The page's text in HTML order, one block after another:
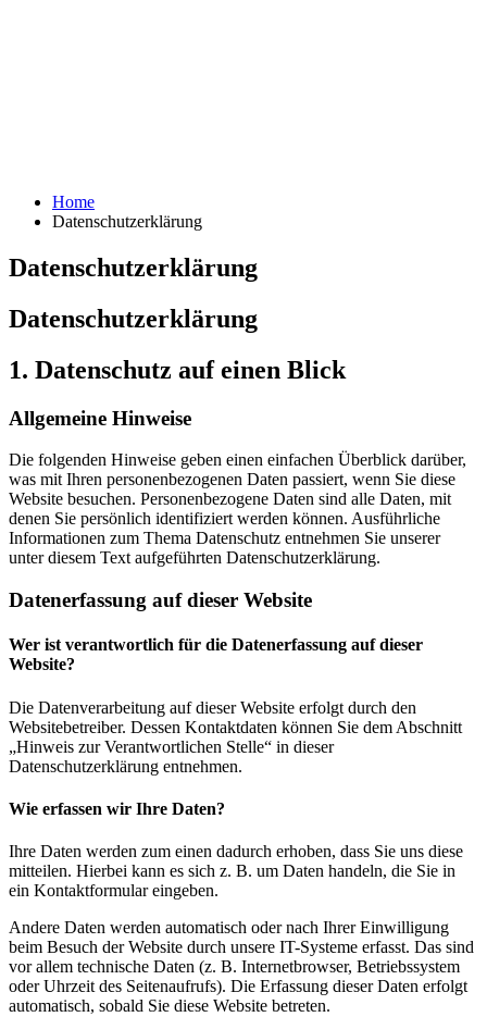
Home
Datenschutzerklärung
Datenschutzerklärung
Datenschutz­erklärung
1. Datenschutz auf einen Blick
Allgemeine Hinweise
Die folgenden Hinweise geben einen einfachen Überblick darüber,
was mit Ihren personenbezogenen Daten passiert, wenn Sie diese
Website besuchen. Personenbezogene Daten sind alle Daten, mit
denen Sie persönlich identifiziert werden können. Ausführliche
Informationen zum Thema Datenschutz entnehmen Sie unserer
unter diesem Text aufgeführten Datenschutzerklärung.
Datenerfassung auf dieser Website
Wer ist verantwortlich für die Datenerfassung auf dieser
Website?
Die Datenverarbeitung auf dieser Website erfolgt durch den
Websitebetreiber. Dessen Kontaktdaten können Sie dem Abschnitt
„Hinweis zur Verantwortlichen Stelle“ in dieser
Datenschutzerklärung entnehmen.
Wie erfassen wir Ihre Daten?
Ihre Daten werden zum einen dadurch erhoben, dass Sie uns diese
mitteilen. Hierbei kann es sich z. B. um Daten handeln, die Sie in
ein Kontaktformular eingeben.
Andere Daten werden automatisch oder nach Ihrer Einwilligung
beim Besuch der Website durch unsere IT-Systeme erfasst. Das sind
vor allem technische Daten (z. B. Internetbrowser, Betriebssystem
oder Uhrzeit des Seitenaufrufs). Die Erfassung dieser Daten erfolgt
automatisch, sobald Sie diese Website betreten.